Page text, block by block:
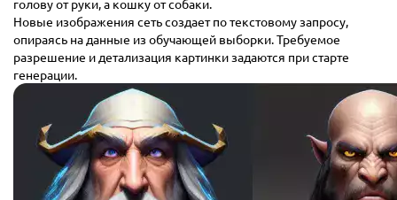
голову от руки, а кошку от собаки.
Новые изображения сеть создает по текстовому запросу,
опираясь на данные из обучающей выборки. Требуемое
разрешение и детализация картинки задаются при старте
генерации.